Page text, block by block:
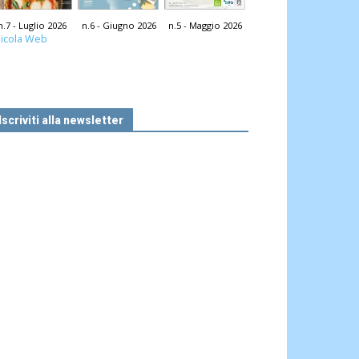
- Luglio 2026 n.6 - Giugno 2026 n.5 - Maggio 2026
Web
alla newsletter